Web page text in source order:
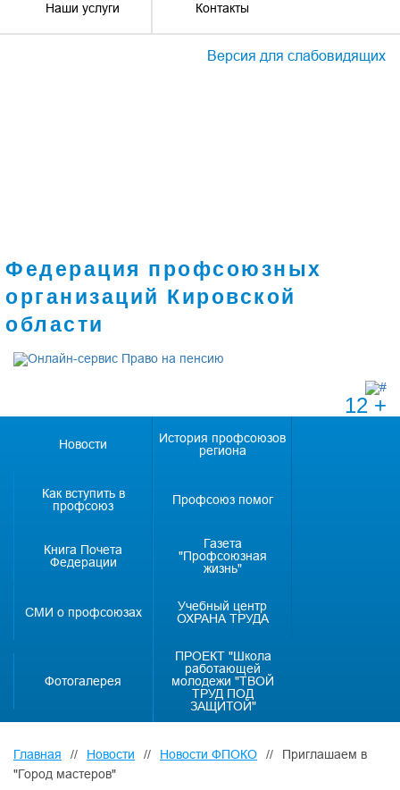
Наши услуги Контакты
Версия для слабовидящих
Федерация профсоюзных
организаций Кировской
области
12 +
Новости
История профсоюзов
региона
Как вступить в
профсоюз
Профсоюз помог
Книга Почета
Федерации
Газета
"Профсоюзная
жизнь"
СМИ о профсоюзах
Учебный центр
ОХРАНА ТРУДА
Фотогалерея
ПРОЕКТ "Школа
работающей
молодежи "ТВОЙ
ТРУД ПОД
ЗАЩИТОЙ"
Главная // Новости // Новости ФПОКО //
Приглашаем в
"Город мастеров"